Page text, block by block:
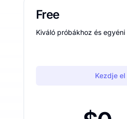
Free
Kiváló próbákhoz és
Kezdje el